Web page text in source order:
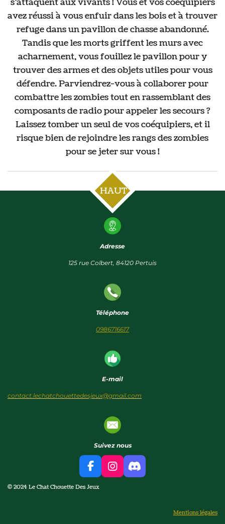
avez réussi à vous enfuir dans les bois et à trouver
refuge dans un pavillon de chasse abandonné.
Tandis que les morts griffent les murs avec
acharnement, vous fouillez le pavillon pour y
trouver des armes et des objets utiles pour vous
défendre. Parviendrez-vous à collaborer pour
combattre les zombies tout en rassemblant des
composants de radio pour appeler les secours ?
Laissez tomber un seul de vos coéquipiers, et il
risque bien de rejoindre les rangs des zombies
pour se jeter sur vous !
HAUT
Adresse
125 rue Colbert, 84120 Pertuis
Téléphone
0986716617
E-mail
contact.lechatchouettedesjeux@gmail.com
Suivez nous
F
a
c
I
n
D
i
© 2024 Le Chat Chouette Des Jeux
Mentions légales